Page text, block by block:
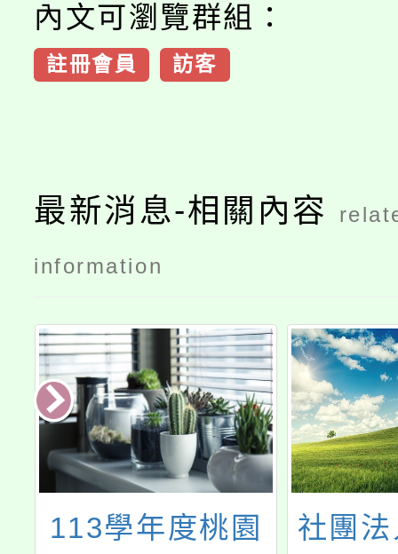
內文可瀏覽群組：
註冊會員 訪客
最新消息-相關內容
information
113學年度桃園
社團